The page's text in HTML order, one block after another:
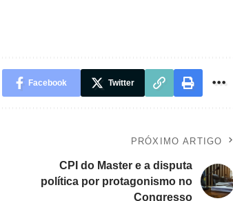
Facebook Twitter
PRÓXIMO ARTIGO
CPI do Master e a disputa
política por protagonismo no
Congresso